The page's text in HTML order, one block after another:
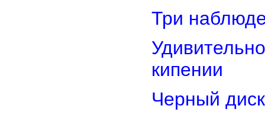
Три
кипении
Черный